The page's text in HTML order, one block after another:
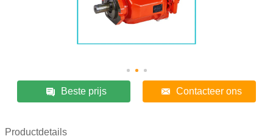
Beste prijs Contacteer ons
Productdetails